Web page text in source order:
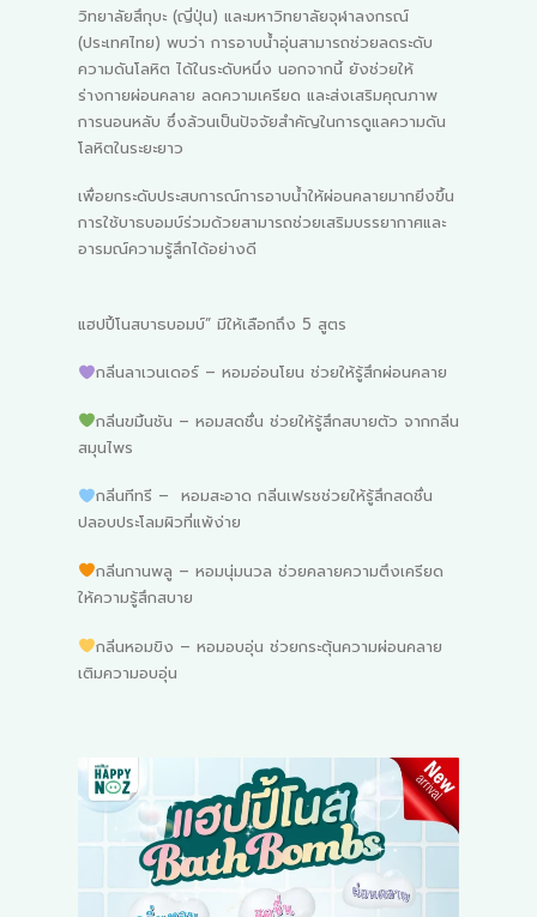
วิทยาลัยสึกุบะ (ญี่ปุ่น) และมหาวิทยาลัยจุฬาลงกรณ์
(ประเทศไทย) พบว่า การอาบน้ำอุ่นสามารถช่วยลดระดับ
ความดันโลหิต ได้ในระดับหนึ่ง นอกจากนี้ ยังช่วยให้
ร่างกายผ่อนคลาย ลดความเครียด และส่งเสริมคุณภาพ
การนอนหลับ ซึ่งล้วนเป็นปัจจัยสำคัญในการดูแลความดัน
โลหิตในระยะยาว
เพื่อยกระดับประสบการณ์การอาบน้ำให้ผ่อนคลายมากยิ่งขึ้น
การใช้บาธบอมบ์ร่วมด้วยสามารถช่วยเสริมบรรยากาศและ
อารมณ์ความรู้สึกได้อย่างดี
แฮปปี้โนสบาธบอมบ์” มีให้เลือกถึง 5 สูตร
กลิ่นลาเวนเดอร์ – หอมอ่อนโยน ช่วยให้รู้สึกผ่อนคลาย
กลิ่นขมิ้นชัน – หอมสดชื่น ช่วยให้รู้สึกสบายตัว จากกลิ่น
สมุนไพร
กลิ่นทีทรี – หอมสะอาด กลิ่นเฟรชช่วยให้รู้สึกสดชื่น
ปลอบประโลมผิวที่แพ้ง่าย
กลิ่นกานพลู – หอมนุ่มนวล ช่วยคลายความตึงเครียด
ให้ความรู้สึกสบาย
กลิ่นหอมขิง – หอมอบอุ่น ช่วยกระตุ้นความผ่อนคลาย
เติมความอบอุ่น